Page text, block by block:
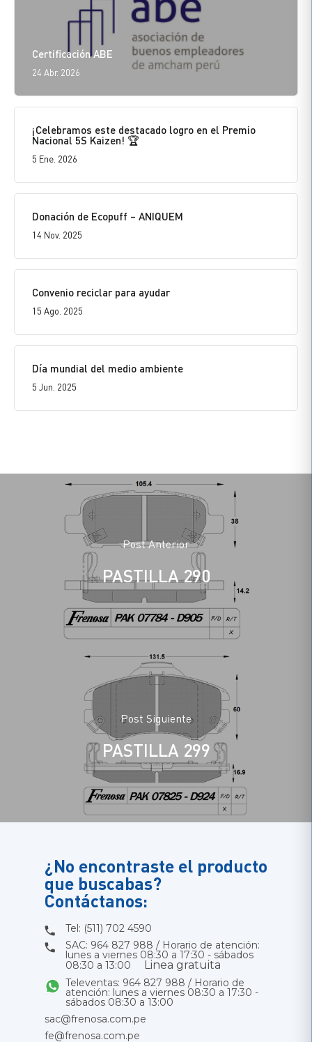
Certificación ABE
24 Abr. 2026
¡Celebramos este destacado logro en el Premio
Nacional 5S Kaizen! 🏆
5 Ene. 2026
Donación de Ecopuff – ANIQUEM
14 Nov. 2025
Convenio reciclar para ayudar
15 Ago. 2025
Día mundial del medio ambiente
5 Jun. 2025
Post Anterior
PASTILLA 290
Post Siguiente
PASTILLA 299
¿No encontraste el producto
que buscabas?
Contáctanos:
Tel: (511) 702 4590
SAC: 964 827 988 / Horario de atención:
lunes a viernes 08:30 a 17:30 - sábados
08:30 a 13:00
Linea gratuita
Televentas: 964 827 988 / Horario de
atención: lunes a viernes 08:30 a 17:30 -
sábados 08:30 a 13:00
sac@frenosa.com.pe
fe@frenosa.com.pe